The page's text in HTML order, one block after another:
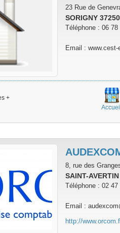
23 Rue de
SORIGNY 37250
Téléphone : 06 78
Email :
+
8, rue des
SAINT-
Téléphone : 02 47
Email :
http://